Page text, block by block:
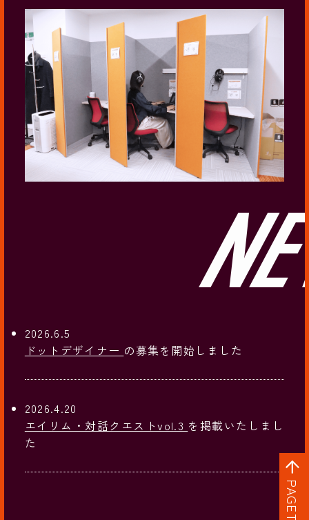
2026.6.5
ドットデザイナー の募集を開始しました
2026.4.20
エイリム・対話クエストvol.3 を掲載いたしまし
た